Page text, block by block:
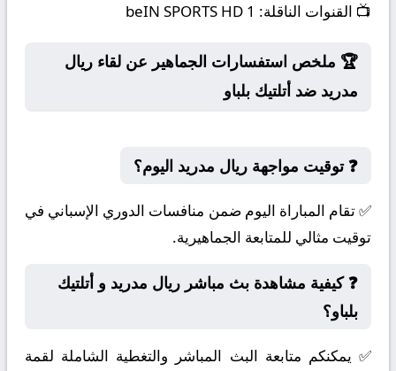
📺 القنوات الناقلة:
🏆 ملخص استفسارات الجماهير عن لقاء ريال
مدريد ضد أتلتيك بلباو
❓ توقيت مواجهة ريال مدريد اليوم؟
✅ تقام المباراة اليوم ضمن منافسات الدوري الإسباني في
توقيت مثالي للمتابعة الجماهيرية.
❓ كيفية مشاهدة بث مباشر ريال مدريد و أتلتيك
بلباو؟
✅ يمكنكم متابعة البث المباشر والتغطية الشاملة لقمة